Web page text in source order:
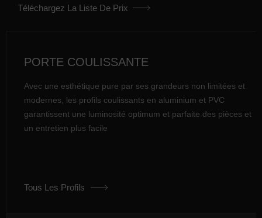
Téléchargez La Liste De Prix
PORTE COULISSANTE
Avec une esthétique pure par ses grandeurs non limitées et
modernes, les profils coulissants en aluminium et PVC
garantissent une luminosité optimum et parfaite des pièces et
un entretien plus facile
Tous Les Profils